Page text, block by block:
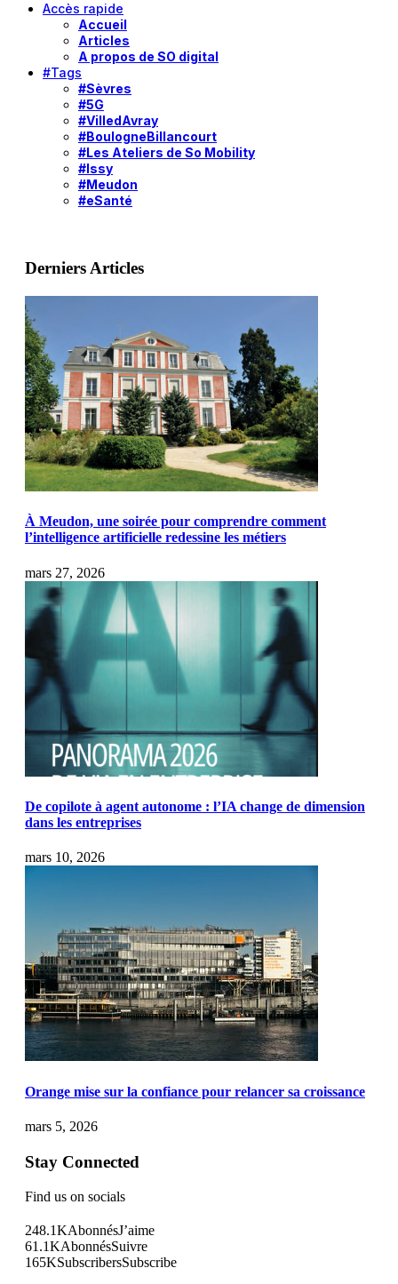
Accès rapide
Accueil
Articles
A propos de SO digital
#Tags
#Sèvres
#5G
#VilledAvray
#BoulogneBillancourt
#Les Ateliers de So Mobility
#Issy
#Meudon
#eSanté
Derniers Articles
À Meudon, une soirée pour comprendre comment
l’intelligence artificielle redessine les métiers
mars 27, 2026
De copilote à agent autonome : l’IA change de dimension
dans les entreprises
mars 10, 2026
Orange mise sur la confiance pour relancer sa croissance
mars 5, 2026
Stay Connected
Find us on socials
248.1KAbonnésJ’aime
61.1KAbonnésSuivre
165KSubscribersSubscribe